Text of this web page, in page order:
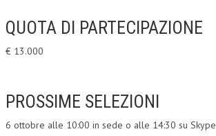
QUOTA DI PARTECIPAZIONE
€ 13.000
PROSSIME SELEZIONI
6 ottobre alle 10:00 in sede o alle 14:30 su Skype